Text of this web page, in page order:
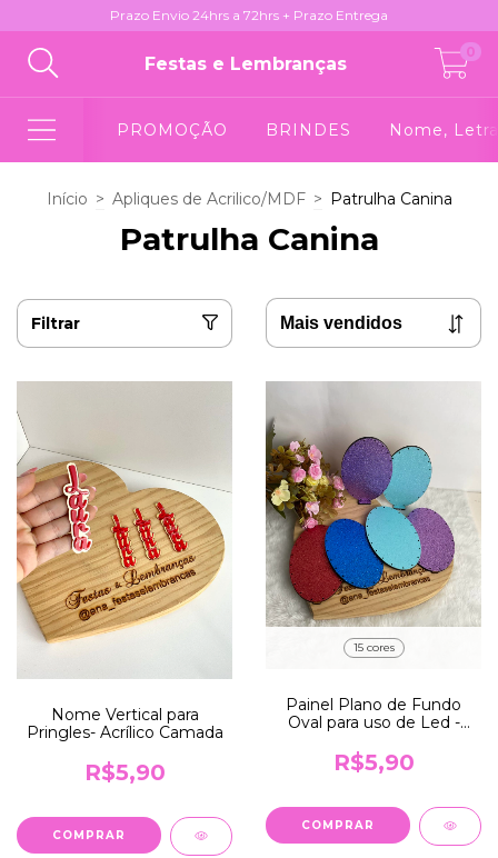
Prazo Envio 24hrs a 72hrs + Prazo Entrega
Festas e Lembranças
0
PROMOÇÃO BRINDES Nome,
Início > Apliques de Acrilico/MDF > Patrulha Canina
Patrulha Canina
Filtrar
Nome Vertical para
Pringles- Acrílico Camada
R$5,90
COMPRAR
15 cores
Painel Plano de Fundo
Oval para uso de Led -
R$5,90
COMPRAR